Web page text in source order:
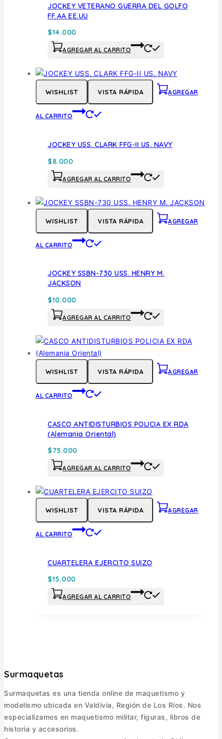
JOCKEY VETERANO GUERRA DEL GOLFO
FF.AA EE.UU
$14.000
AGREGAR AL CARRITO
WISHLIST VISTA RÁPIDA AGREGAR
AL CARRITO
JOCKEY USS. CLARK FFG-II US. NAVY
$8.000
AGREGAR AL CARRITO
WISHLIST VISTA RÁPIDA AGREGAR
AL CARRITO
JOCKEY SSBN-730 USS. HENRY M.
JACKSON
$10.000
AGREGAR AL CARRITO
WISHLIST VISTA RÁPIDA AGREGAR
AL CARRITO
CASCO ANTIDISTURBIOS POLICIA EX RDA
(Alemania Oriental)
$75.000
AGREGAR AL CARRITO
WISHLIST VISTA RÁPIDA AGREGAR
AL CARRITO
CUARTELERA EJERCITO SUIZO
$15.000
AGREGAR AL CARRITO
Surmaquetas
Surmaquetas es una tienda online de maquetismo y
modelismo ubicada en Valdivia, Región de Los Ríos. Nos
especializamos en maquetismo militar, figuras, libros de
historia y accesorios.